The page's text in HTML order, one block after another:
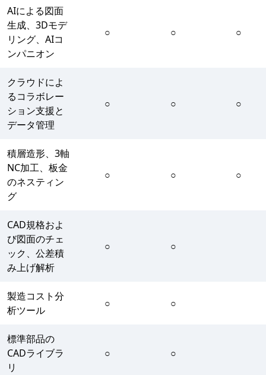
AIによる図面
生成、3Dモデ
リング、AIコ
ンパニオン
○ ○ ○
クラウドによ
るコラボレー
ション支援と
データ管理
○ ○ ○
積層造形、3軸
NC加工、板金
のネスティン
グ
○ ○ ○
CAD規格およ
び図面のチェ
ック、公差積
み上げ解析
○ ○
製造コスト分
析ツール
○ ○
標準部品の
CADライブラ
リ
○ ○